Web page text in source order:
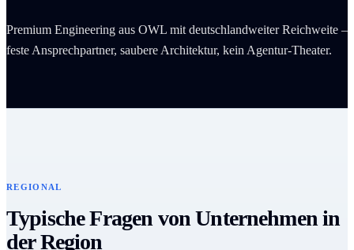
Premium Engineering aus OWL mit deutschlandweiter Reichweite –
feste Ansprechpartner, saubere Architektur, kein Agentur-Theater.
REGIONAL
Typische Fragen von Unternehmen in
der Region